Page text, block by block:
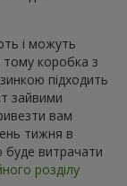
і можуть
тому коробка з
підходить
зайвими
вам
тижня в
буде витрачати
розділу